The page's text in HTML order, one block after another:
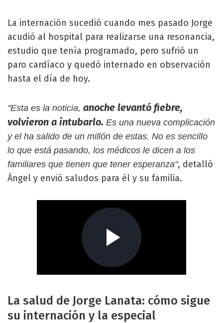
La internación sucedió cuando mes pasado Jorge
acudió al hospital para realizarse una resonancia,
estudio que tenía programado, pero sufrió un
paro cardíaco y quedó internado en observación
hasta el día de hoy.
"Esta es la noticia, anoche levantó fiebre,
volvieron a intubarlo. Es una nueva complicación
y el ha salido de un millón de estas. No es sencillo
lo que está pasando, los médicos le dicen a los
familiares que tienen que tener esperanza", detalló
Ángel y envió saludos para él y su familia.
La salud de Jorge Lanata: cómo sigue
su internación y la especial